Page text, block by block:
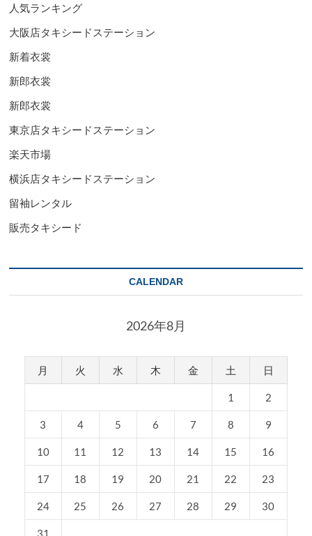
人気ランキング
大阪店タキシードステーション
新着衣裳
新郎衣裳
新郎衣裳
東京店タキシードステーション
楽天市場
横浜店タキシードステーション
留袖レンタル
販売タキシード
CALENDAR
2026年8月
月 火 水 木 金 土 日
1 2
3 4 5 6 7 8 9
10 11 12 13 14 15 16
17 18 19 20 21 22 23
24 25 26 27 28 29 30
31